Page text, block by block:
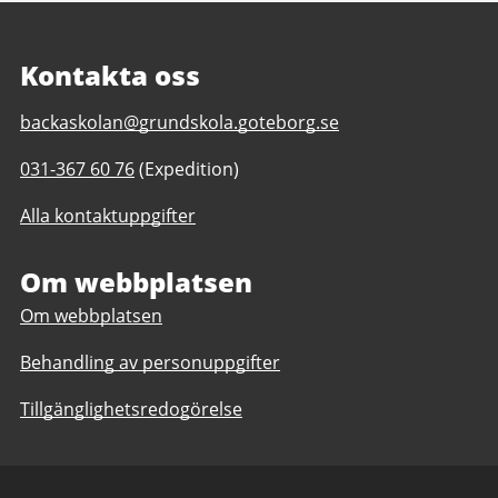
Kontakta oss
E-
till
Backaskolan
F-
backaskolan@grundskola.goteborg.se
Telefonnummer
Backaskolan
6
031-367 60 76(Expedition)
Alla kontaktuppgifter
Om webbplatsen
Om webbplatsen
Behandling av personuppgifter
Tillgänglighetsredogörelse